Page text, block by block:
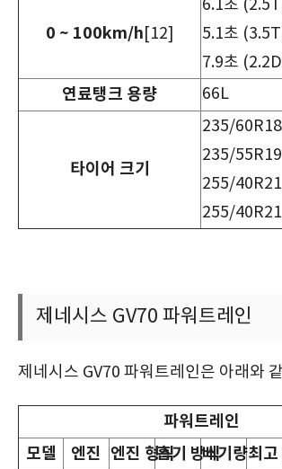
0 ~ 100km/h[12]
6.1초
5.1초
7.9초
연료탱크 용량 66L
타이어 크기
235/
235/
255/
255/
제네시스 GV70 파워트레인
제네시스 GV70 파워트레인은 아래와
파워트레인
모델
엔진 엔진 형식
흡기 방식
배기량최고